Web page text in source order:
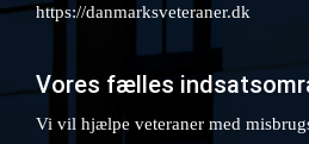
https://danmarksveteraner.dk
Vores fælles
Vi vil hjælpe veteraner med